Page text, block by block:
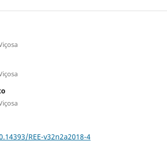
REE-v32n2a2018-4